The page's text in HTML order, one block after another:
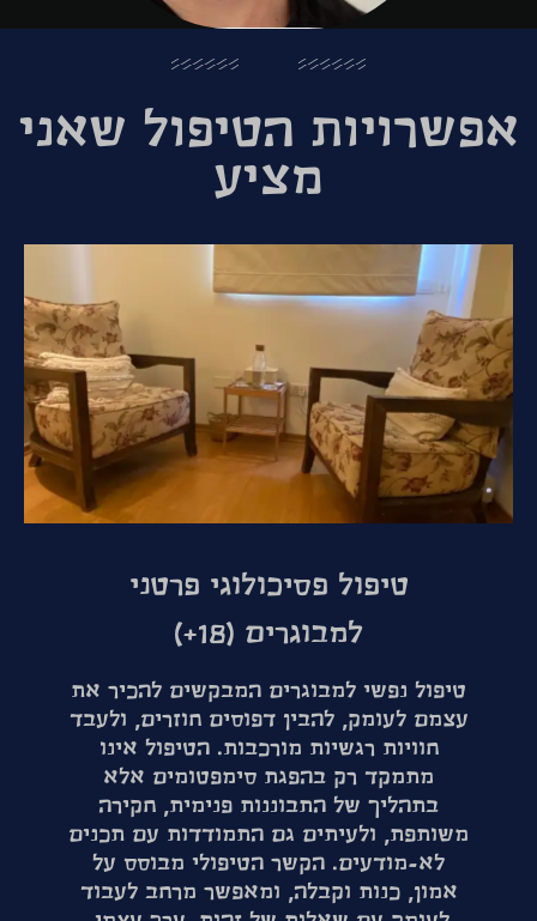
אפשרויות הטיפול שאני
מציע
טיפול פסיכולוגי פרטני
למבוגרים (18+)
טיפול נפשי למבוגרים המבקשים להכיר את
עצמם לעומק, להבין דפוסים חוזרים, ולעבד
חוויות רגשיות מורכבות. הטיפול אינו
מתמקד רק בהפגת סימפטומים אלא
בתהליך של התבוננות פנימית, חקירה
משותפת, ולעיתים גם התמודדות עם תכנים
לא-מודעים. הקשר הטיפולי מבוסס על
אמון, כנות וקבלה, ומאפשר מרחב לעבוד